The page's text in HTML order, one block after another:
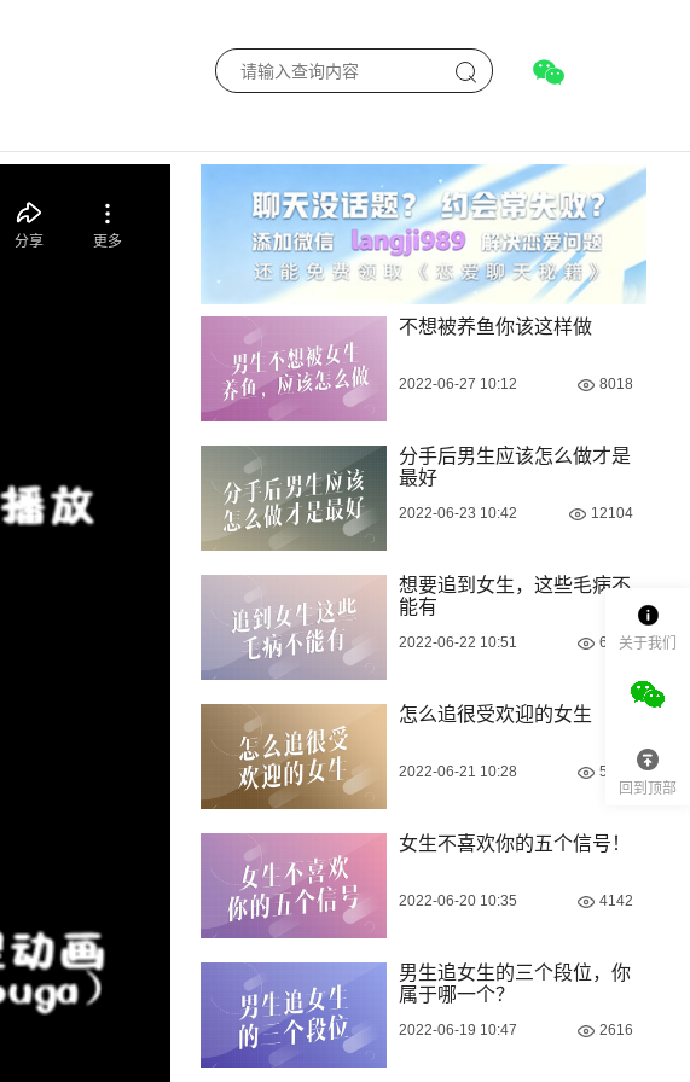
不想被养鱼你该这样做
2022-06-27 10:12 8018
分手后男生应该怎么做才是
最好
2022-06-23 10:42 12104
想要追到女生，这些毛病不
能有
2022-06-22 10:51 6982
怎么追很受欢迎的女生
2022-06-21 10:28 5277
女生不喜欢你的五个信号！
2022-06-20 10:35 4142
男生追女生的三个段位，你
属于哪一个？
2022-06-19 10:47 2616
关于我们
回到顶部